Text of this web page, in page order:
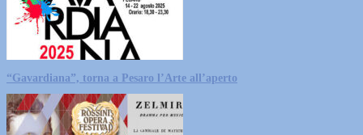
“Gavardiana”, torna a Pesaro l’Arte all’aperto